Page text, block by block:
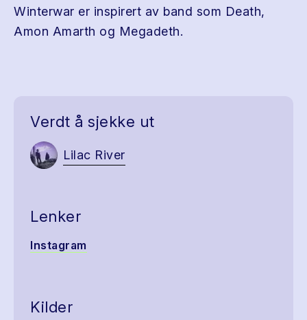
Winterwar er inspirert av band som Death,
Amon Amarth og Megadeth.
Verdt å sjekke ut
Lilac River
Lenker
Instagram
Kilder